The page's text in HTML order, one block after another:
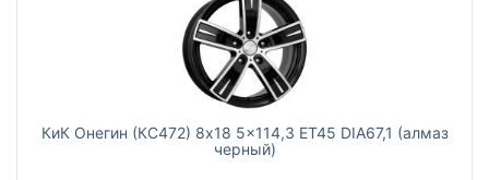
КиК Онегин (КС472) 8x18 5x114,3 ET45 DIA67,1 (алмаз
черный)